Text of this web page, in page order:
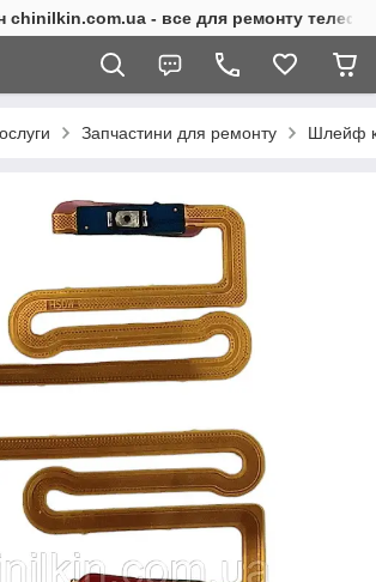
chinilkin.com.ua - все для ремонту
Запчастини для ремонту Шлейф